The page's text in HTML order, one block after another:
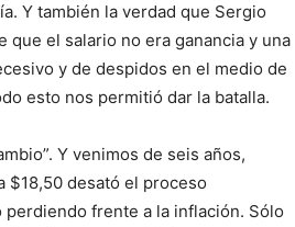
Y también la verdad que Sergio
que el salario no era ganancia y una
y de despidos en el medio de
esto nos permitió dar la batalla.
Y venimos de seis años,
$18,50 desató el proceso
frente a la inflación. Sólo